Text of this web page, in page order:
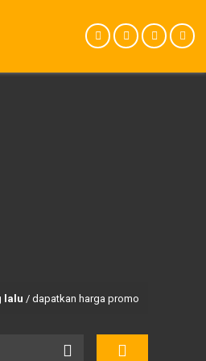
/ dapatkan harga promo dan paket